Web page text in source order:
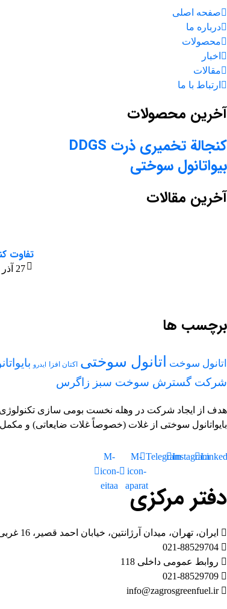
صفحه اصلی
درباره ما
محصولات
اخبار
مقالات
ارتباط با ما
آخرین محصولات
کنجالة تخمیری ذرت DDGS
بیواتانول سوختی
آخرین مقالات
تفاوت
27 آذر 1403
برچسب ها
اتانول سوخت اتانول سوختی اکتان افزا ایدرو
شرکت گسترش سوخت سبز زاگرس
هدف از ایجاد شرکت در وهله نخست بومی سازی تکنولوژی
بایواتانول سوختی از غلات (خصوصاً غلات ضایعاتی) و
Instagram
Telegram
M-
icon-
aparat
M-
icon-
eitaa
دفتر مرکزی
ایران، تهران، میدان آرژانتین، خیابان احمد قصیر، 16 غربی، پلاک 9، طبقه پنجم
021-88529704
روابط عمومی داخلی 118
021-88529709
info@zagrosgreenfuel.ir​